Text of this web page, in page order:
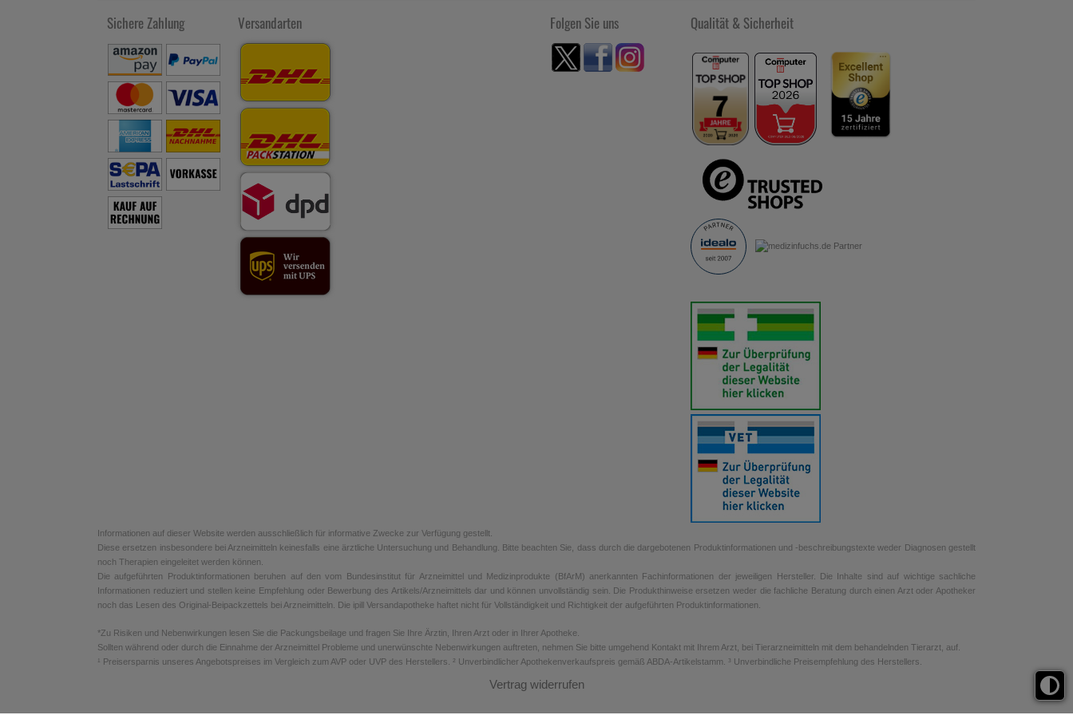
Sichere Zahlung Versandarten Folgen Sie uns Qualität & Sicherheit
Informationen auf dieser Website werden ausschließlich für informative Zwecke zur Verfügung gestellt.
Diese ersetzen insbesondere bei Arzneimitteln keinesfalls eine ärztliche Untersuchung und Behandlung. Bitte beachten Sie, dass durch die dargebotenen Produktinformationen und -beschreibungstexte weder Diagnosen gestellt
noch Therapien eingeleitet werden können.
Die aufgeführten Produktinformationen beruhen auf den vom Bundesinstitut für Arzneimittel und Medizinprodukte (BfArM) anerkannten Fachinformationen der jeweiligen Hersteller. Die Inhalte sind auf wichtige sachliche
Informationen reduziert und stellen keine Empfehlung oder Bewerbung des Artikels/Arzneimittels dar und können unvollständig sein. Die Produkthinweise ersetzen weder die fachliche Beratung durch einen Arzt oder Apotheker
noch das Lesen des Original-Beipackzettels bei Arzneimitteln. Die ipill Versandapotheke haftet nicht für Vollständigkeit und Richtigkeit der aufgeführten Produktinformationen.
*Zu Risiken und Nebenwirkungen lesen Sie die Packungsbeilage und fragen Sie Ihre Ärztin, Ihren Arzt oder in Ihrer Apotheke.
Sollten während oder durch die Einnahme der Arzneimittel Probleme und unerwünschte Nebenwirkungen auftreten, nehmen Sie bitte umgehend Kontakt mit Ihrem Arzt, bei Tierarzneimitteln mit dem behandelnden Tierarzt, auf.
¹ Preisersparnis unseres Angebotspreises im Vergleich zum AVP oder UVP des Herstellers. ² Unverbindlicher Apothekenverkaufspreis gemäß ABDA-Artikelstamm. ³ Unverbindliche Preisempfehlung des Herstellers.
Vertrag widerrufen